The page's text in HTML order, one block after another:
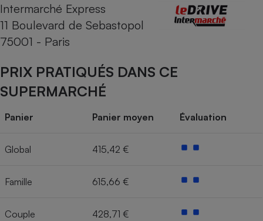
Intermarché Express
11 Boulevard de Sebastopol
75001 - Paris
PRIX PRATIQUÉS DANS CE
SUPERMARCHÉ
Panier Panier moyen Évaluation
Global 415,42 €
Famille 615,66 €
Couple 428,71 €
Cafetière à expressos
Robot ménager